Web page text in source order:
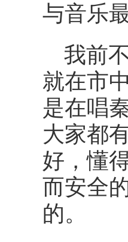
与音乐
我前
就在市
是在唱
大家都
好，懂
而安全
的。